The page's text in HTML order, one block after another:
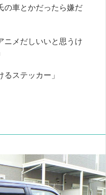
の車とかだったら嫌だ
ニメだしいいと思うけ
ステッカー」